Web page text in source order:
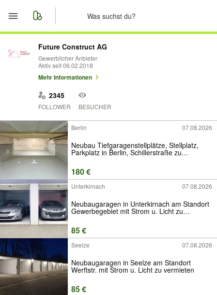
Start
Merkliste
Nachrichten
Future Construct AG
Gewerblicher Anbieter
Aktiv seit 06.02.2018
Mehr Informationen
2345
FOLLOWER BESUCHER
Berlin 07.08.2026
Neubau Tiefgaragenstellplätze, Stellplatz,
Parkplatz in Berlin, Schillerstraße zu
vermieten
180 €
Unterkirnach 07.08.2026
Neubaugaragen in Unterkirnach am Standort
Gewerbegebiet mit Strom u. Licht zu
vermieten
85 €
Seelze 07.08.2026
Neubaugaragen in Seelze am Standort
Werftstr. mit Strom u. Licht zu vermieten
85 €